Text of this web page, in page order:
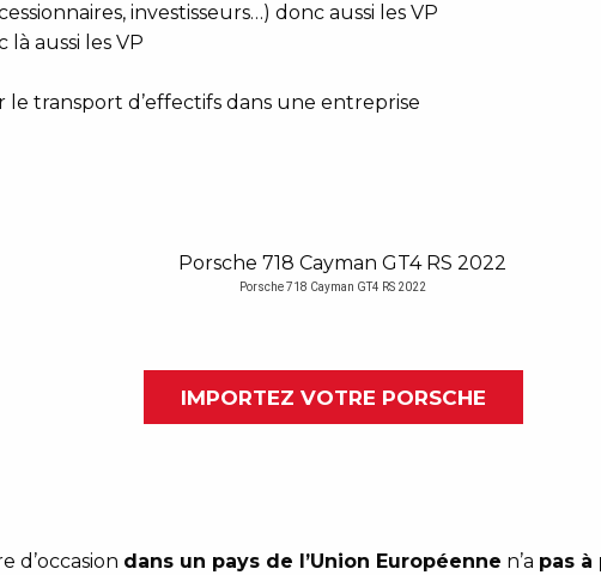
investisseurs…) donc aussi les VP
là aussi les VP
le transport d’effectifs dans une entreprise
Porsche 718 Cayman GT4 RS 2022
IMPORTEZ VOTRE PORSCHE
d’occasion dans un pays de l’Union Européenne n’a pas à